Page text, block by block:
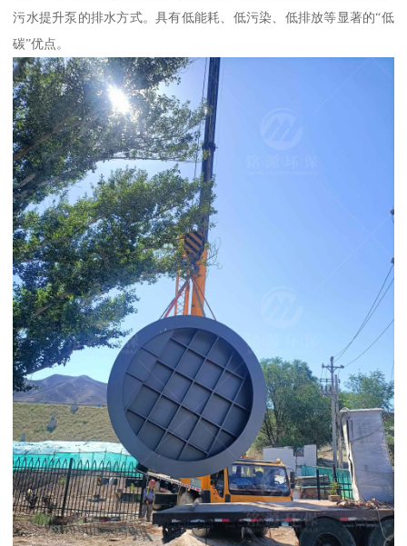
污水提升泵的排水方式。具有低能耗、低污染、低排放等显著的“低
碳”优点。